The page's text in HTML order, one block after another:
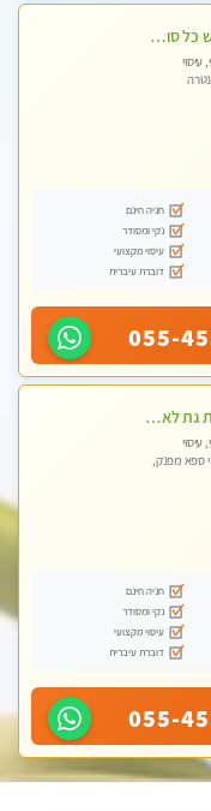
באופקים חדש חדש כל סוגי העיסויים מעסה מקצועית ואיכותית פרטי!!!
עיסוי
חניה חינם
נקי ומסודר
עיסוי מקצועי
דוברת עיברית
055-
עיסוי טנטרה בקרית גת לא מה שחשבת הרבה יותר ממה שדמיינת פרטי!!! Highly recommended
עיסוי
ספא מפנק,
חניה חינם
נקי ומסודר
עיסוי מקצועי
דוברת עיברית
055-